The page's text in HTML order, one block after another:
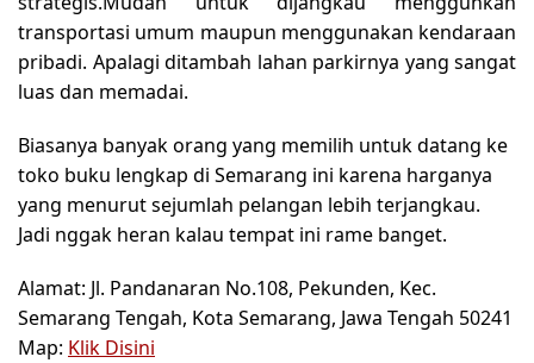
transportasi umum maupun menggunakan kendaraan
pribadi. Apalagi ditambah lahan parkirnya yang sangat
luas dan memadai.
Biasanya banyak orang yang memilih untuk datang ke
toko buku lengkap di Semarang ini karena harganya
yang menurut sejumlah pelangan lebih terjangkau.
Jadi nggak heran kalau tempat ini rame banget.
Alamat: Jl. Pandanaran No.108, Pekunden, Kec.
Semarang Tengah, Kota Semarang, Jawa Tengah 50241
Map: Klik Disini